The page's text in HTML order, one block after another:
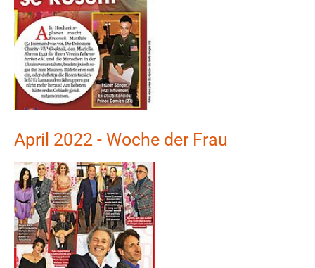
April 2022 - Woche der Frau
Show larger version